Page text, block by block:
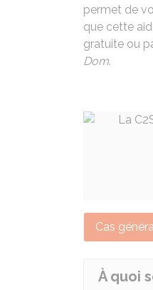
permet de
que cette
gratuite ou
Dom.
Cas
À quoi